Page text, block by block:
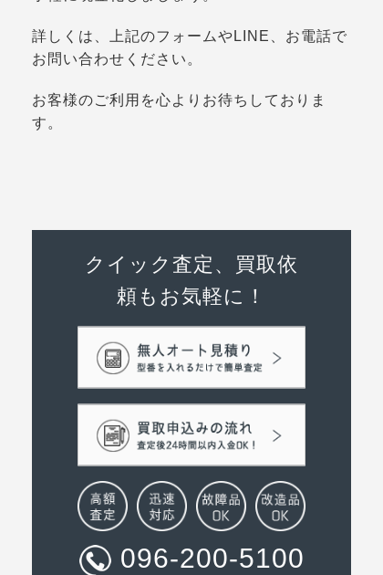
詳しくは、上記のフォームやLINE、お電話で
お問い合わせください。
お客様のご利用を心よりお待ちしておりま
す。
クイック査定、買取依
頼もお気軽に！
096-200-5100